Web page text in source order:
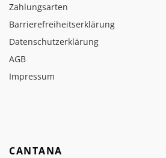
Zahlungsarten
Barrierefreiheitserklärung
Datenschutzerklärung
AGB
Impressum
CANTANA